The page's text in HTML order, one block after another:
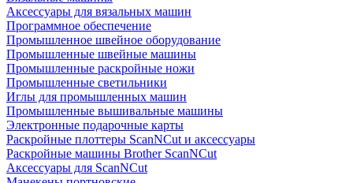
Аксессуары для вязальных машин
Программное обеспечение
Промышленное швейное оборудование
Промышленные швейные машины
Промышленные раскройные ножи
Промышленные светильники
Иглы для промышленных машин
Промышленные вышивальные машины
Электронные подарочные карты
Раскройные плоттеры ScanNCut и аксессуары
Раскройные машины Brother ScanNCut
Аксессуары для ScanNCut